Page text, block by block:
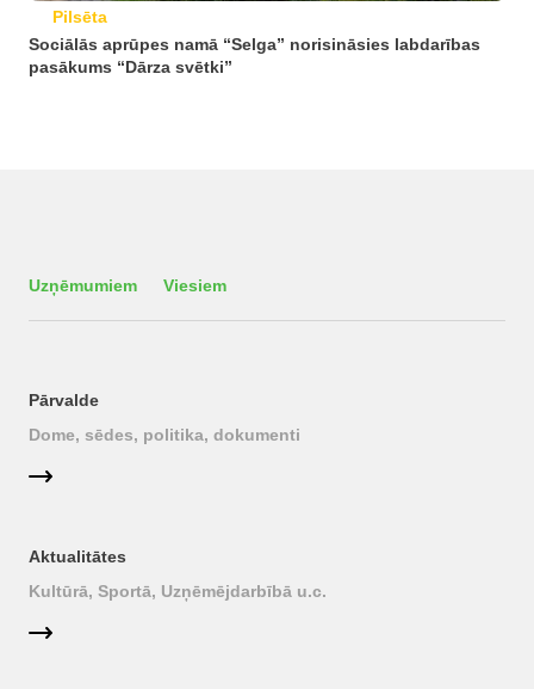
Pilsēta
Sociālās aprūpes namā “Selga” norisināsies labdarības
pasākums “Dārza svētki”
Uzņēmumiem Viesiem
Pārvalde
Dome, sēdes, politika, dokumenti
Aktualitātes
Kultūrā, Sportā, Uzņēmējdarbībā u.c.